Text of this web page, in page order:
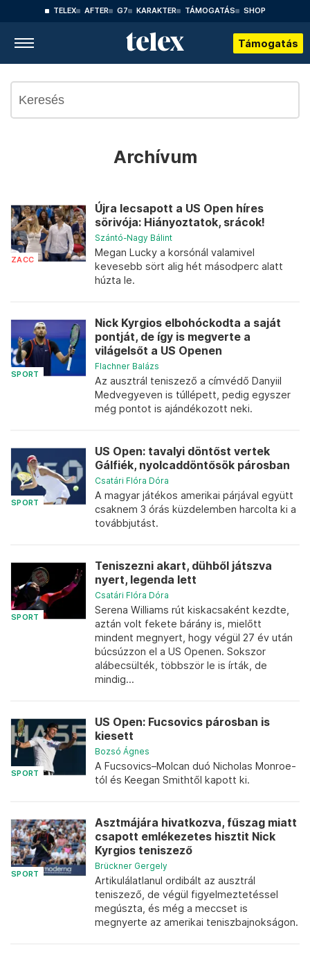
TELEX AFTER G7 KARAKTER TÁMOGATÁS SHOP
Támogatás
Archívum
ZACC
Újra lecsapott a US Open híres
sörivója: Hiányoztatok, srácok!
Szántó-Nagy Bálint
Megan Lucky a korsónál valamivel
kevesebb sört alig hét másodperc alatt
húzta le.
SPORT
Nick Kyrgios elbohóckodta a saját
pontját, de így is megverte a
világelsőt a US Openen
Flachner Balázs
Az ausztrál teniszező a címvédő Danyiil
Medvegyeven is túllépett, pedig egyszer
még pontot is ajándékozott neki.
SPORT
US Open: tavalyi döntőst vertek
Gálfiék, nyolcaddöntősök párosban
Csatári Flóra Dóra
A magyar játékos amerikai párjával együtt
csaknem 3 órás küzdelemben harcolta ki a
továbbjutást.
SPORT
Teniszezni akart, dühből játszva
nyert, legenda lett
Csatári Flóra Dóra
Serena Williams rút kiskacsaként kezdte,
aztán volt fekete bárány is, mielőtt
mindent megnyert, hogy végül 27 év után
búcsúzzon el a US Openen. Sokszor
alábecsülték, többször le is írták, de
mindig...
SPORT
US Open: Fucsovics párosban is
kiesett
Bozsó Ágnes
A Fucsovics–Molcan duó Nicholas Monroe-
tól és Keegan Smithtől kapott ki.
SPORT
Asztmájára hivatkozva, fűszag miatt
csapott emlékezetes hisztit Nick
Kyrgios teniszező
Brückner Gergely
Artikulálatlanul ordibált az ausztrál
teniszező, de végül figyelmeztetéssel
megúszta, és még a meccset is
megnyerte az amerikai teniszbajnokságon.